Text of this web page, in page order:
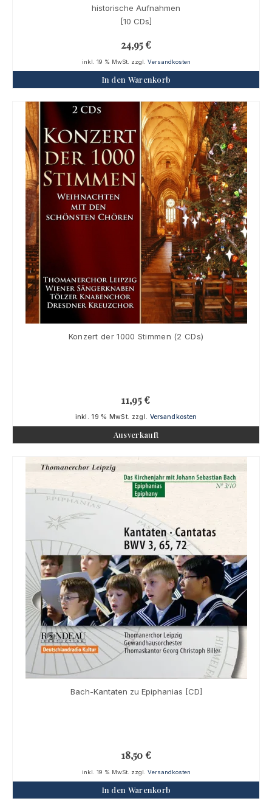
historische Aufnahmen
[10 CDs]
24,95€
inkl. 19 % MwSt. zzgl. Versandkosten
In den Warenkorb
Konzert der 1000 Stimmen (2 CDs)
11,95€
inkl. 19 % MwSt. zzgl. Versandkosten
Ausverkauft
Bach-Kantaten zu Epiphanias [CD]
18,50 €
inkl. 19 % MwSt. zzgl. Versandkosten
In den Warenkorb